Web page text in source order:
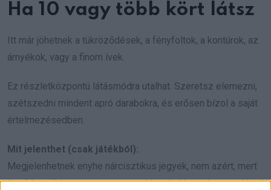
Ha 10 vagy több kört látsz
Itt már jöhetnek a tükröződések, a fényfoltok, a kontúrok, az
árnyékok, vagy a finom ívek.
Ez részletközpontú látásmódra utalhat. Szeretsz elemezni,
szétszedni mindent apró darabokra, és erősen bízol a saját
értelmezésedben.
Mit jelenthet (csak játékból):
Megjelenhetnek enyhe nárcisztikus jegyek, nem azért, mert
önző lennél, hanem mert nagyon hiszel abban, ahogy te látod